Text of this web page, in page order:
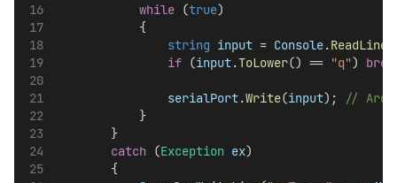
while (true)
            {
string input = Console.ReadLine
if (input.ToLower() == "q")
serialPort.Write(input);
//
            }
        }
catch (Exception ex)
        {